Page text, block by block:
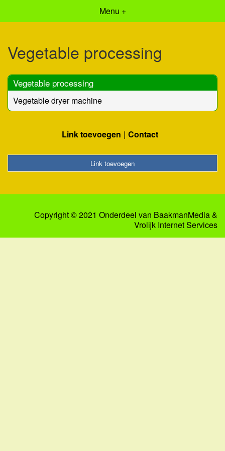
Menu +
Vegetable processing
Vegetable processing
Vegetable dryer machine
Link toevoegen Contact
Link toevoegen
Copyright © 2021 Onderdeel van BaakmanMedia&
Vrolijk Internet Services